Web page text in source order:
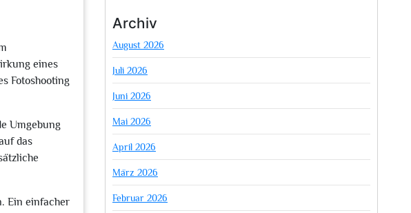
eines
Fotoshooting
Umgebung
das
Ein einfacher
Archiv
August 2026
Juli 2026
Juni 2026
Mai 2026
April 2026
März 2026
Februar 2026